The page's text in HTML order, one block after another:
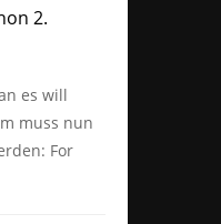
2.
es will
muss nun
For